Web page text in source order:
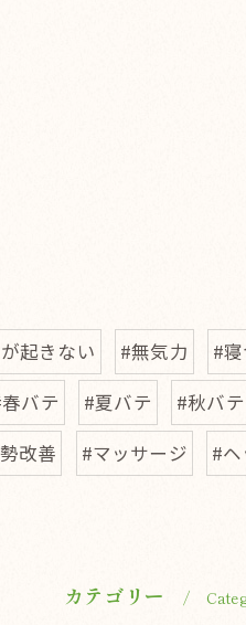
起きない #無気力
#
バテ
#夏バテ #秋バテ
改善
#マッサージ #
カテゴリー